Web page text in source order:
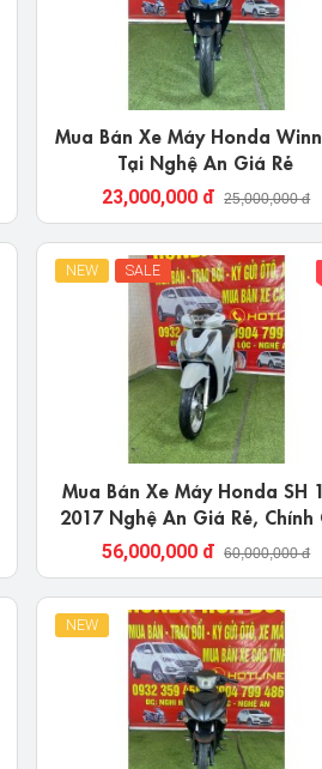
Mua Bán Xe Máy Honda
Tại Nghệ An Giá Rẻ
23,000,000 đ 25,000,000 đ
NEW SALE
Mua Bán Xe Máy Honda SH
2017 Nghệ An Giá Rẻ, Chính
56,000,000 đ 60,000,000 đ
NEW